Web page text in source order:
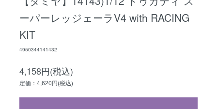
ーパーレッジェーラV4 with RACING
KIT
4950344141432
4,158円(税込)
定価：4,620円(税込)